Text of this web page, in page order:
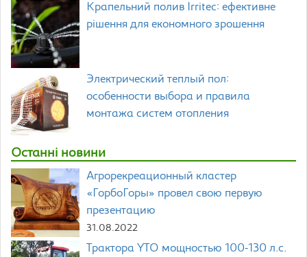
Крапельний полив Irritec: ефективне
рішення для економного зрошення
Электрический теплый пол:
особенности выбора и правила
монтажа систем отопления
Останні новини
Агрорекреационный кластер
«ГорбоГоры» провел свою первую
презентацию
31.08.2022
Трактора YTO мощностью 100-130 л.с.